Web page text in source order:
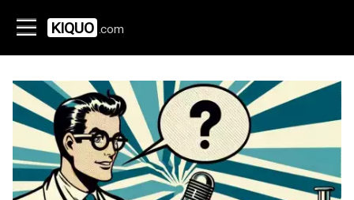
KIQUO .com